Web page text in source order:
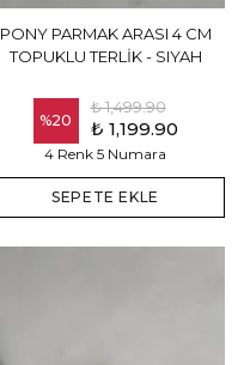
PONY PARMAK ARASI 4 CM
TOPUKLU TERLİK - SIYAH
%20
₺ 1,499.90
₺ 1,199.90
4 Renk 5 Numara
SEPETE EKLE